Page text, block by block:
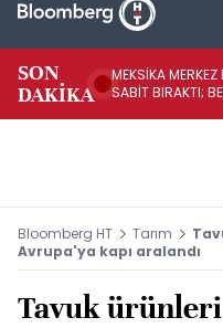
SON
DAKİKA
MEKSİKA
SABİT BIRAKTI;
Bloomberg HT Tarım
Avrupa'ya kapı aralandı
Tavuk